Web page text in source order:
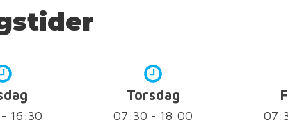
16:30
Torsdag
07:30 - 18:00